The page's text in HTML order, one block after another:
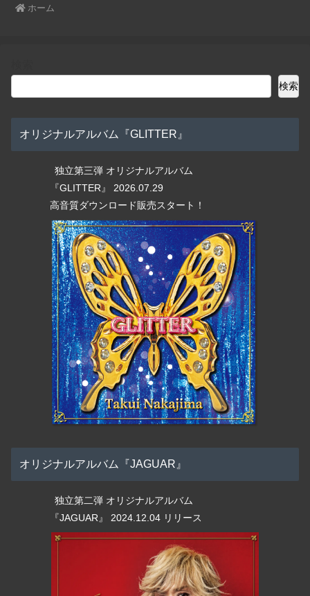
ホーム
検索
オリジナルアルバム『GLITTER』
独立第三弾 オリジナルアルバム
『GLITTER』 2026.07.29
高音質ダウンロード販売スタート！
オリジナルアルバム『JAGUAR』
独立第二弾 オリジナルアルバム
『JAGUAR』 2024.12.04 リリース